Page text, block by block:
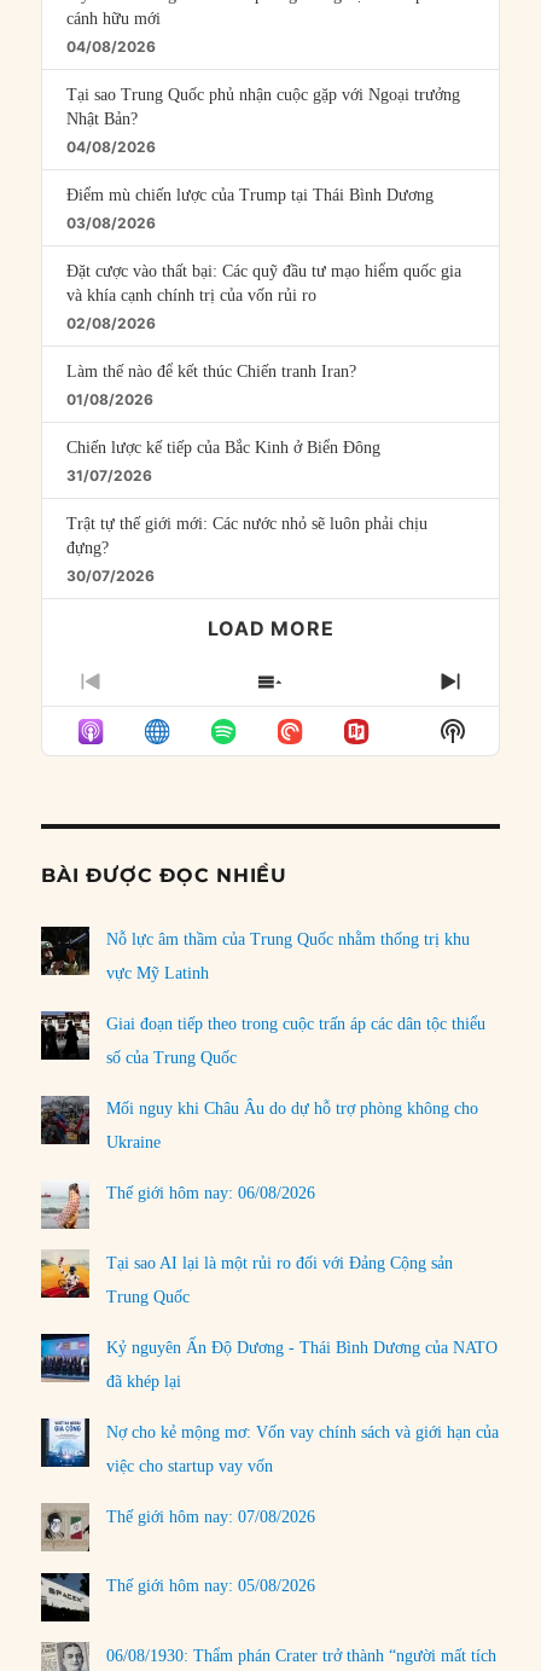
cánh hữu mới
04/08/2026
Tại sao Trung Quốc phủ nhận cuộc gặp với Ngoại trưởng
Nhật Bản?
04/08/2026
Điểm mù chiến lược của Trump tại Thái Bình Dương
03/08/2026
Đặt cược vào thất bại: Các quỹ đầu tư mạo hiểm quốc gia
và khía cạnh chính trị của vốn rủi ro
02/08/2026
Làm thế nào để kết thúc Chiến tranh Iran?
01/08/2026
Chiến lược kế tiếp của Bắc Kinh ở Biển Đông
31/07/2026
Trật tự thế giới mới: Các nước nhỏ sẽ luôn phải chịu
đựng?
30/07/2026
LOAD MORE
PREVIOUS
EPISODE
SHOW
EPISODES
LIST
NEXT
Show
Podcast
BÀI ĐƯỢC ĐỌC NHIỀU
Nỗ lực âm thầm của Trung Quốc nhằm thống trị khu
vực Mỹ Latinh
Giai đoạn tiếp theo trong cuộc trấn áp các dân tộc thiểu
số của Trung Quốc
Mối nguy khi Châu Âu do dự hỗ trợ phòng không cho
Ukraine
Thế giới hôm nay: 06/08/2026
Tại sao AI lại là một rủi ro đối với Đảng Cộng sản
Trung Quốc
Kỷ nguyên Ấn Độ Dương - Thái Bình Dương của NATO
đã khép lại
Nợ cho kẻ mộng mơ: Vốn vay chính sách và giới hạn của
việc cho startup vay vốn
Thế giới hôm nay: 07/08/2026
Thế giới hôm nay: 05/08/2026
06/08/1930: Thẩm phán Crater trở thành “người mất tích